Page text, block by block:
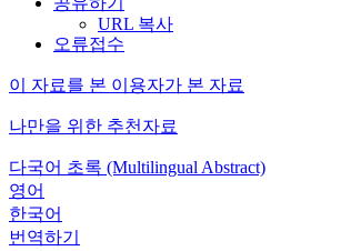
URL 복사
오류접수
이 자료를 본 이용자가 본 자료
나만을 위한 추천자료
다국어 초록 (Multilingual Abstract)
영어
한국어
번역하기